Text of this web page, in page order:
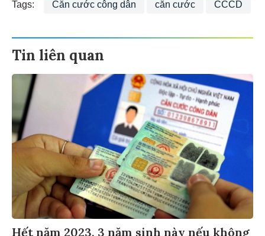
Tags: Căn cước công dân căn cước CCCD
Tin liên quan